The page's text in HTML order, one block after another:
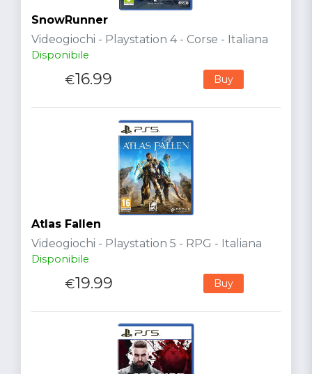
SnowRunner
Videogiochi - Playstation 4 - Corse - Italiana
Disponibile
€16.99 Buy
Atlas Fallen
Videogiochi - Playstation 5 - RPG - Italiana
Disponibile
€19.99 Buy